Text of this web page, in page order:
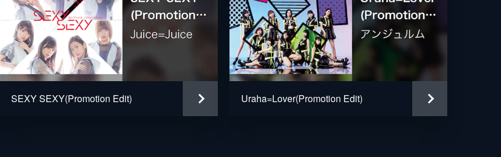
SEXY SEXY(Promotion Edit) Uraha=Lover(Promotion Edit)